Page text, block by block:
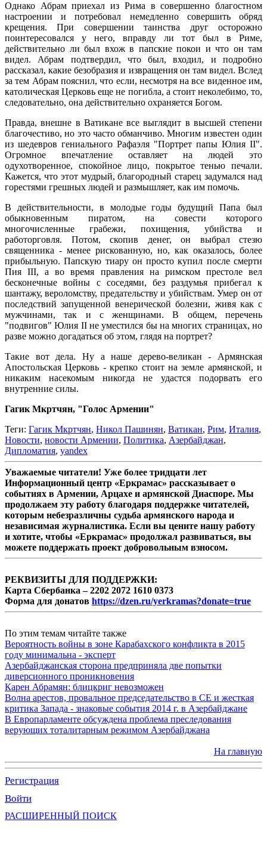
Однако Абрам приехал из Рима в совершенно благостном
настроении и потребовал немедленно совершить обряд
крещения. При совершении таинства друг осторожно
поинтересовался у него, вправду ли тот был в Риме,
действительно ли был вхож в папские покои и что он там
видел. Абрам подтвердил, что был, входил, и подробно
рассказал, какие безобразия и извращения он там видел. Вслед
за тем Абрам пояснил, что если, несмотря на все виденное им,
католическая Церковь еще не погибла, а стоит неколебимо, то,
следовательно, она действительно охраняется Богом.
Правда, внешне в Ватикане все выглядит в высшей степени
благочестиво, но это часто обманчиво. Многим известен один
из шедевров гениального Рафаэля "Портрет папы Юлия II".
Огромное впечатление оставляет на людей это
одухотворенное, спокойное лицо, покрытое тенью печали.
Кажется, что этот мудрый, благородный старец задумался над
горестями грешных людей и размышляет, как им помочь.
В действительности, в молодые годы будущий Папа был
обыкновенным пиратом, на совести которого
многочисленные грабежи, похищения, убийства и
работорговля. Потом, скопив денег, он выбрал стезю
священника - менее рискованную, но, как оказалось, более
прибыльную. Папскую тиару он просто купил после смерти
Пия III, а во время правления на римском престоле вел
бесконечные войны с соседями, без раздумья прибегал к
шантажу, вероломству, предательству и убийствам. Умер он от
последствий запущенной венерической болезни, живя как с
мужчинами, так и с женщинами. В общем, перечень
"подвигов" Юлия II не уместился бы на многих страницах, но
разве можно догадаться об этом, глядя на портрет?
Такие вот дела. Ну а наше дерево-великан - Армянская
Апостольская Церковь - крепко стоит на земле армянской, и
никаким насекомым никогда не удастся подорвать его
внутренние силы.
Гагик Мкртчян, "Голос Армении"
Теги: Гагик Мкртчян, Никол Пашинян, Ватикан, Рим, Италия,
Новости, новости Армении, Политика, Азербайджан,
Дипломатия, yandex
Уважаемые читатели! Уже более тридцати лет
Информационный центр «Еркрамас» рассказывает о
событиях в Армении, Арцахе и армянской Диаспоре. Мы
продолжаем эту работу благодаря поддержке читателей,
которым небезразличны судьба армянского народа и
независимая журналистика. Если вы цените нашу работу
и хотите, чтобы «Еркрамас» продолжал развиваться, вы
можете поддержать проект добровольным взносом.
РЕКВИЗИТЫ ДЛЯ ПОДДЕРЖКИ:
Карта Сбербанка – 2202 2072 1610 0373
Форма для донатов https://dzen.ru/yerkramas?donate=true
По этим темам читайте также
Вероятность войны в зоне Карабахского конфликта в 2015
году минимальна - эксперт
Азербайджанская сторона предприняла две попытки
диверсионного проникновения
Карен Абрамян: блицкриг невозможен
Волна арестов, провальное председательство в СЕ и жесткая
критика Запада - знаковые события 2014 г. в Азербайджане
В Европарламенте обсуждена проблема преследования
верующих тоталитарным режимом Азербайджана
На главную
Регистрация
Войти
РАСШИРЕННЫЙ ПОИСК